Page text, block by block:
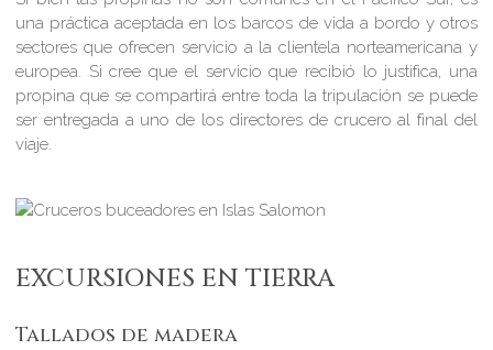
una práctica aceptada en los barcos de vida a bordo y otros
sectores que ofrecen servicio a la clientela norteamericana y
europea. Si cree que el servicio que recibió lo justifica, una
propina que se compartirá entre toda la tripulación se puede
ser entregada a uno de los directores de crucero al final del
viaje.
EXCURSIONES EN TIERRA
Tallados de madera